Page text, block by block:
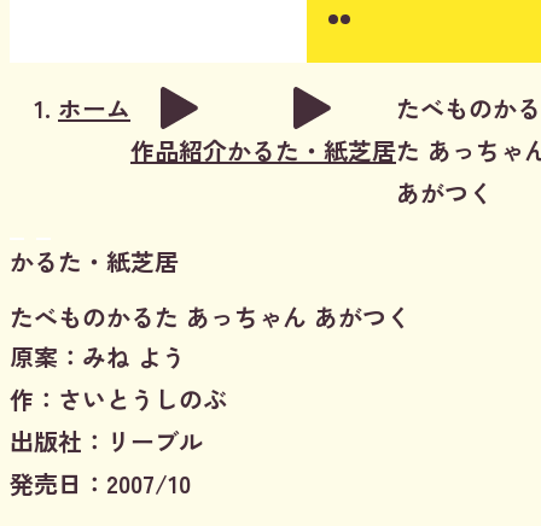
ホーム
作品紹介かるた・紙芝居
たべものかる
た あっちゃ
あがつく
かるた・紙芝居
たべものかるた あっちゃん あがつく
原案：みね よう
作：さいとうしのぶ
出版社：リーブル
発売日：2007/10